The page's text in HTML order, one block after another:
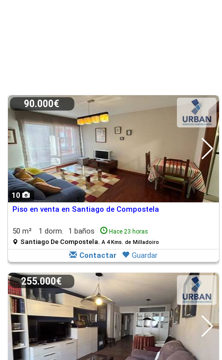
10
90.000€
Piso en venta en Santiago de Compostela
50 m² 1 dorm. 1 baños Hace 23 horas
Santiago De Compostela. A 4 Kms. de Milladoiro
Contactar Guardar
255.000€